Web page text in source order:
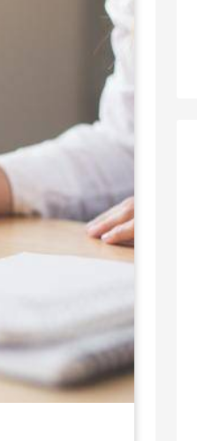
se refiere pero,
de las mismas.
estas
de compra se